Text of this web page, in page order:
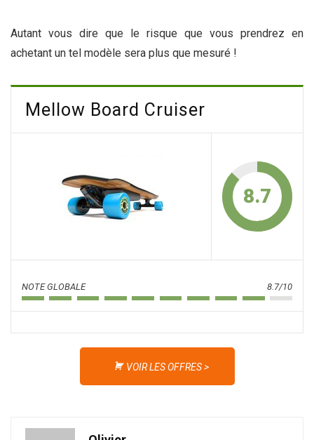
Autant vous dire que le risque que vous prendrez en
achetant un tel modèle sera plus que mesuré !
Mellow Board Cruiser
8.7
NOTE GLOBALE 8.7/10
VOIR LES OFFRES >